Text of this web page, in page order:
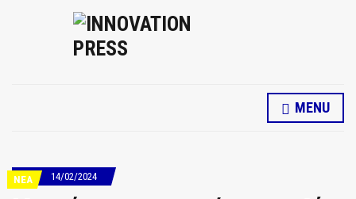
MENU
ΝΕΑ 14/02/2024